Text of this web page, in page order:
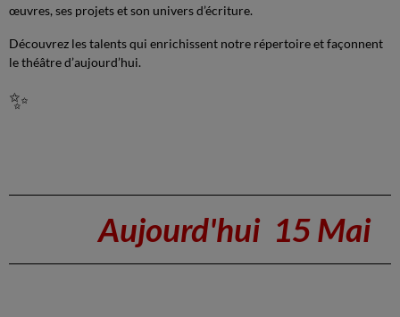
œuvres, ses projets et son univers d’écriture.
Découvrez les talents qui enrichissent notre répertoire et façonnent
le théâtre d’aujourd’hui.
✨
Aujourd'hui 15 Mai